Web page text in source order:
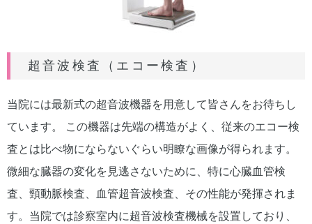
超音波検査（エコー検査）
当院には最新式の超音波機器を用意して皆さんをお待ちし
ています。 この機器は先端の構造がよく、従来のエコー検
査とは比べ物にならないぐらい明瞭な画像が得られます。
微細な臓器の変化を見逃さないために、特に心臓血管検
査、頸動脈検査、血管超音波検査、その性能が発揮されま
す。当院では診察室内に超音波検査機械を設置しており、